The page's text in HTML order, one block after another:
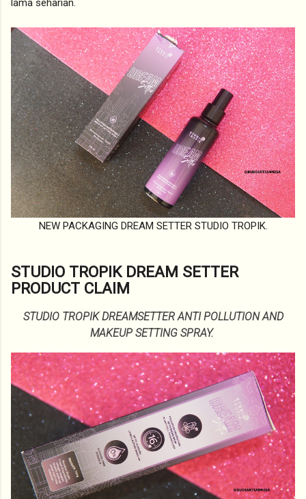
lama seharian.
NEW PACKAGING DREAM SETTER STUDIO TROPIK.
STUDIO TROPIK DREAM SETTER
PRODUCT CLAIM
STUDIO TROPIK DREAMSETTER ANTI POLLUTION AND
MAKEUP SETTING SPRAY.